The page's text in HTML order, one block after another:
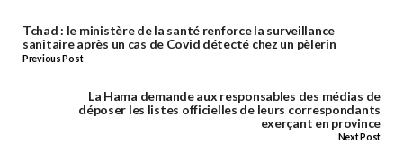
Tchad : le ministère de la santé renforce la surveillance
sanitaire après un cas de Covid détecté chez un pèlerin
Previous Post
La Hama demande aux responsables des médias de
déposer les listes officielles de leurs correspondants
exerçant en province
Next Post